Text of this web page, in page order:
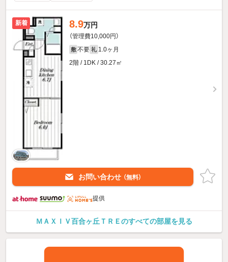
新着 8.9万円
（管理費10,000円）
敷 不要 礼 1.0ヶ月
2階 / 1DK / 30.27㎡
お問い合わせ （無料）
提供
ＭＡＸＩＶ百合ヶ丘ＴＲＥのすべての部屋を見る